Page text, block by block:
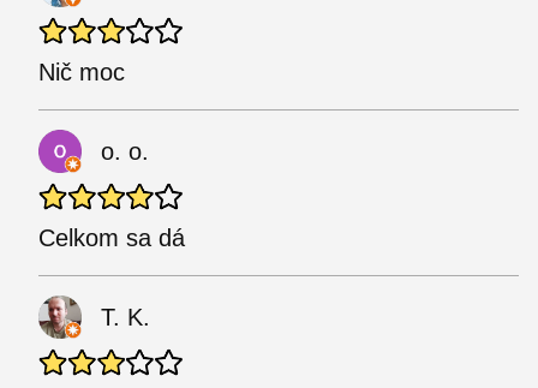
Nič moc
o. o.
Celkom sa dá
T. K.